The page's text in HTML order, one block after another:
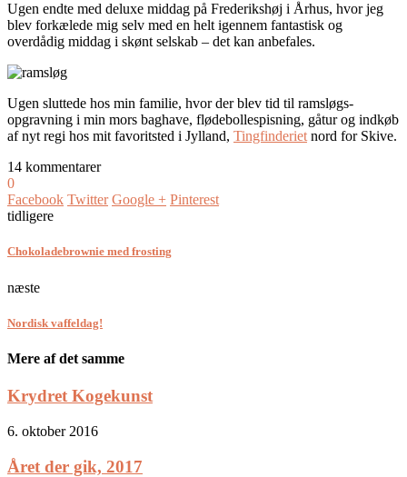
Ugen endte med deluxe middag på Frederikshøj i Århus, hvor jeg
blev forkælede mig selv med en helt igennem fantastisk og
overdådig middag i skønt selskab – det kan anbefales.
Ugen sluttede hos min familie, hvor der blev tid til ramsløgs-
opgravning i min mors baghave, flødebollespisning, gåtur og indkøb
af nyt regi hos mit favoritsted i Jylland, Tingfinderiet nord for Skive.
14 kommentarer
0
Facebook Twitter Google + Pinterest
tidligere
Chokoladebrownie med frosting
næste
Nordisk vaffeldag!
Mere af det samme
Krydret Kogekunst
6. oktober 2016
Året der gik, 2017